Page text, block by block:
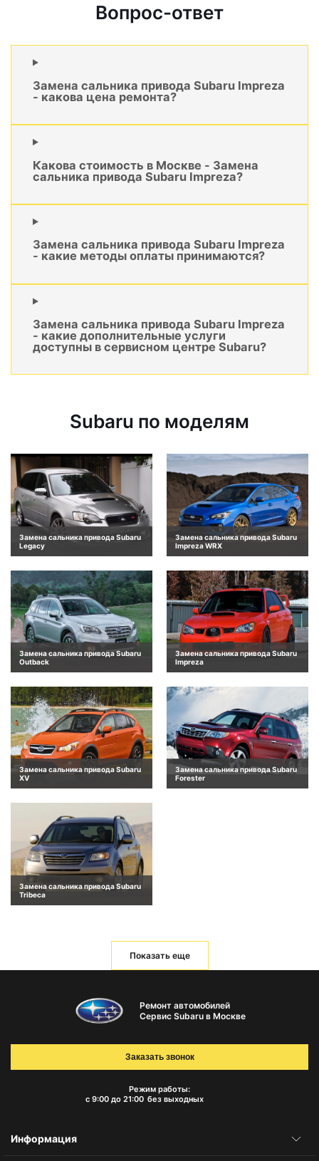
Вопрос-ответ
Замена сальника привода Subaru Impreza
- какова цена ремонта?
Какова стоимость в Москве - Замена
сальника привода Subaru Impreza?
Замена сальника привода Subaru Impreza
- какие методы оплаты принимаются?
Замена сальника привода Subaru Impreza
- какие дополнительные услуги
доступны в сервисном центре Subaru?
Subaru по моделям
Замена сальника привода Subaru
Legacy
Замена сальника привода Subaru
Impreza WRX
Замена сальника привода Subaru
Outback
Замена сальника привода Subaru
Impreza
Замена сальника привода Subaru
XV
Замена сальника привода Subaru
Forester
Замена сальника привода Subaru
Tribeca
Показать еще
Ремонт автомобилей
Сервис Subaru в Москве
Режим работы:
с 9:00 до 21:00 без выходных
Заказать звонок
Информация